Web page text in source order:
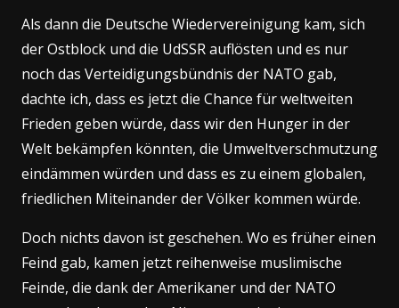
Als dann die Deutsche Wiedervereinigung kam, sich
der Ostblock und die UdSSR auflösten und es nur
noch das Verteidigungsbündnis der NATO gab,
dachte ich, dass es jetzt die Chance für weltweiten
Frieden geben würde, dass wir den Hunger in der
Welt bekämpfen könnten, die Umweltverschmutzung
eindämmen würden und dass es zu einem globalen,
friedlichen Miteinander der Völker kommen würde.
Doch nichts davon ist geschehen. Wo es früher einen
Feind gab, kamen jetzt reihenweise muslimische
Feinde, die dank der Amerikaner und der NATO